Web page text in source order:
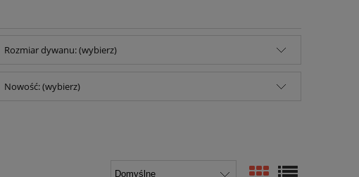
Rozmiar dywanu: (wybierz)
Nowość: (wybierz)